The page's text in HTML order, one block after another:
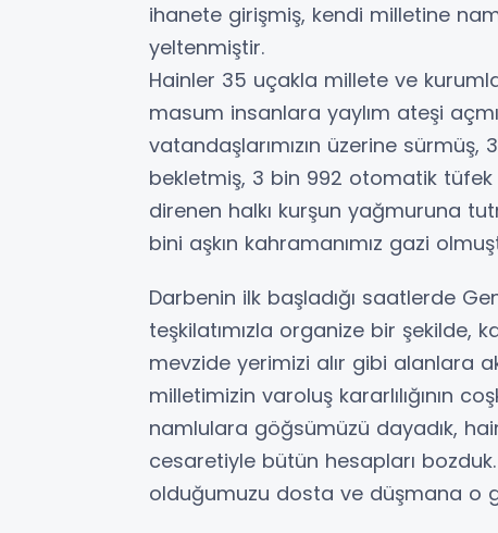
ihanete girişmiş, kendi milletine
yeltenmiştir.
Hainler 35 uçakla millete ve
masum insanlara yaylım ateşi
vatandaşlarımızın üzerine
bekletmiş, 3 bin 992 otomatik tüfek
direnen halkı kurşun yağmuruna
bini aşkın kahramanımız gazi
Darbenin ilk başladığı saatlerde
teşkilatımızla organize bir şekilde,
mevzide yerimizi alır gibi alanlara
milletimizin varoluş kararlılığının
namlulara göğsümüzü dayadık,
cesaretiyle bütün hesapları
olduğumuzu dosta ve düşmana o